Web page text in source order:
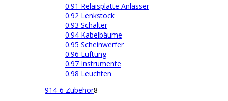
0.91 Relaisplatte Anlasser
0.92 Lenkstock
0.93 Schalter
0.94 Kabelbäume
0.95 Scheinwerfer
0.96 Lüftung
0.97 Instrumente
0.98 Leuchten
914-6 Zubehör8